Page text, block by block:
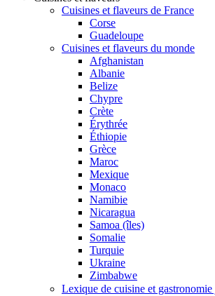
Cuisines et flaveurs de France
Corse
Guadeloupe
Cuisines et flaveurs du monde
Afghanistan
Albanie
Belize
Chypre
Crète
Érythrée
Éthiopie
Grèce
Maroc
Mexique
Monaco
Namibie
Nicaragua
Samoa (îles)
Somalie
Turquie
Ukraine
Zimbabwe
Lexique de cuisine et